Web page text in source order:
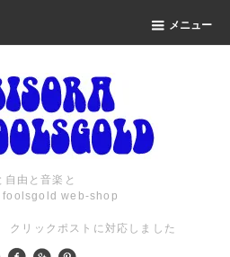
メニュー
自由と音楽と
web-shop
リックポストに対応しました